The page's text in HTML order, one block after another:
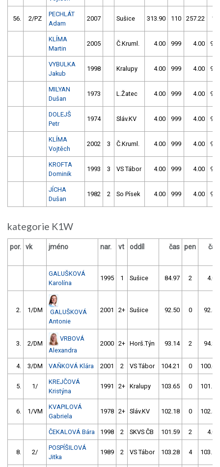
56. 2/PZ
PECHLÁT
Adam
2007 Sušice 313.90 110 257.22 14
KLÍMA
Martin
2005 Č.Kruml. 4.00 999 4.00 999
VYBULKA
Jakub
1998 Kralupy 4.00 999 4.00 999
MILYAN
Dušan
1973 L.Žatec 4.00 999 4.00 999
DOLEJŠ
Petr
1974 Sláv.KV 4.00 999 4.00 999
KLÍMA
Vojtěch
2002 3 Č.Kruml. 4.00 999 4.00 999
KROFTA
Dominik
1993 3 VS Tábor 4.00 999 4.00 999
JÍCHA
Dušan
1982 2 So Písek 4.00 999 4.00 999
kategorie K1W
por. vk jméno nar. vt oddíl čas pen čas
GALUŠKOVÁ
Karolína
1995 1 Sušice 84.97 2 4.00
2. 1/DM
GALUŠKOVÁ
Antonie
2001 2+ Sušice 92.50 0 92.44
3. 2/DM
VRBOVÁ
Alexandra
2000 2+ Horš.Týn 93.14 2 94.83
4. 3/DM VAŇKOVÁ Klára 2001 2 VS Tábor 104.21 0 100.69
5. 1/
KREJČOVÁ
Kristýna
1991 2+ Kralupy 103.65 0 101.16
6. 1/VM
KVAPILOVÁ
Gabriela
1978 2+ Sláv.KV 102.18 0 102.46
ČEKALOVÁ Bára 1998 2 SKVS ČB 101.59 2 4.00
8. 2/
POSPÍŠILOVÁ
Jitka
1989 2 VS Tábor 103.28 4 103.11